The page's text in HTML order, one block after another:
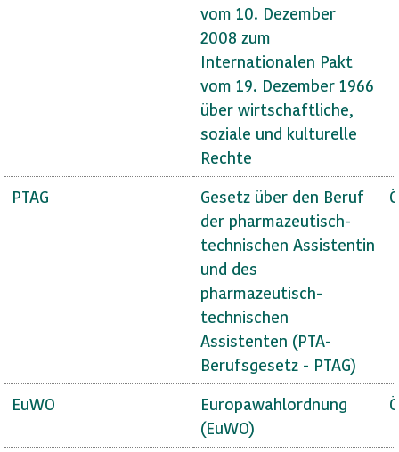
vom 10. Dezember
2008 zum
Internationalen Pakt
vom 19. Dezember 1966
über wirtschaftliche,
soziale und kulturelle
Rechte
PTAG
Gesetz über den Beruf
der pharmazeutisch-
technischen Assistentin
und des
pharmazeutisch-
technischen
Assistenten (PTA-
Berufsgesetz - PTAG)
EuWO
Europawahlordnung
(EuWO)